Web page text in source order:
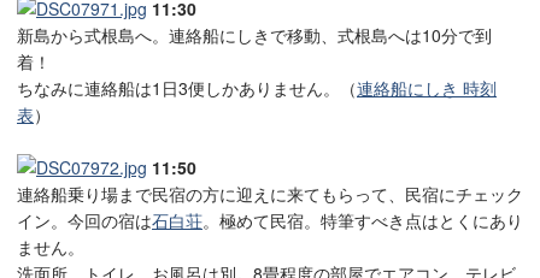
11:30
新島から式根島へ。連絡船にしきで移動、式根島へは10分で到
着！
ちなみに連絡船は1日3便しかありません。（連絡船にしき 時刻
表）
11:50
連絡船乗り場まで民宿の方に迎えに来てもらって、民宿にチェック
イン。今回の宿は石白荘。極めて民宿。特筆すべき点はとくにあり
ません。